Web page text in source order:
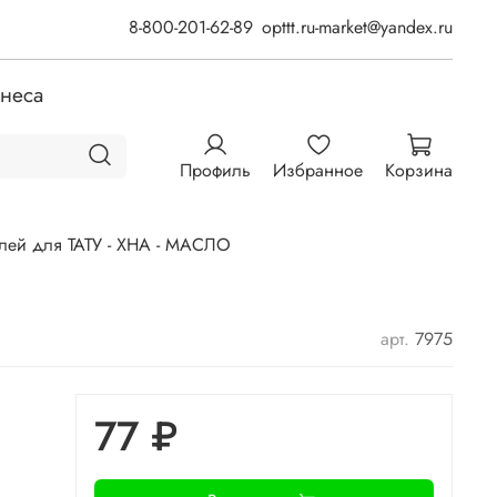
8-800-201-62-89 opttt.ru-market@yandex.ru
Профиль Избранное Корзина
для ТАТУ - ХНА - МАСЛО
арт. 7975
77 ₽